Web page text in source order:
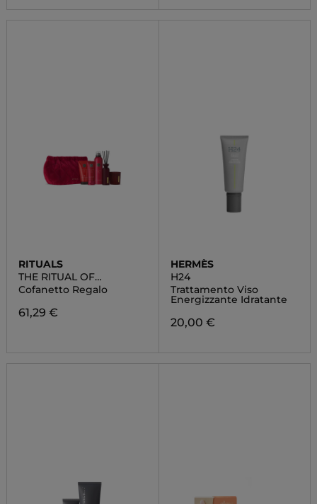
RITUALS
THE RITUAL OF
AYURVEDA
Cofanetto Regalo
61,29 €
HERMÈS
H24
Trattamento Viso
Energizzante Idratante
20,00 €